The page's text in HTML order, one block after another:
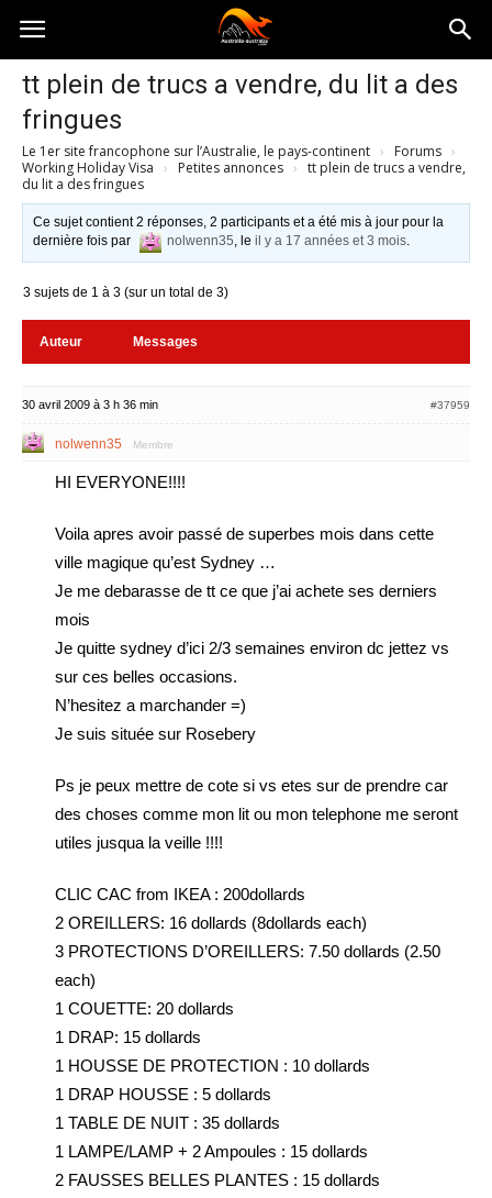
Australia-
australie.com
tt plein de trucs a vendre, du lit a des
fringues
Le 1er site francophone sur l’Australie, le pays-continent › Forums ›
Working Holiday Visa › Petites annonces › tt plein de trucs a vendre,
du lit a des fringues
Ce sujet contient 2 réponses, 2 participants et a été mis à jour pour la
dernière fois par
nolwenn35, leil y a 17 années et 3 mois.
3 sujets de 1 à 3 (sur un total de 3)
Auteur Messages
30 avril 2009 à 3 h 36 min #37959
nolwenn35 Membre
HI EVERYONE!!!!
Voila apres avoir passé de superbes mois dans cette
ville magique qu’est Sydney …
Je me debarasse de tt ce que j’ai achete ses derniers
mois
Je quitte sydney d’ici 2/3 semaines environ dc jettez vs
sur ces belles occasions.
N’hesitez a marchander =)
Je suis située sur Rosebery
Ps je peux mettre de cote si vs etes sur de prendre car
des choses comme mon lit ou mon telephone me seront
utiles jusqua la veille !!!!
CLIC CAC from IKEA : 200dollards
2 OREILLERS: 16 dollards (8dollards each)
3 PROTECTIONS D’OREILLERS: 7.50 dollards (2.50
each)
1 COUETTE: 20 dollards
1 DRAP: 15 dollards
1 HOUSSE DE PROTECTION : 10 dollards
1 DRAP HOUSSE : 5 dollards
1 TABLE DE NUIT : 35 dollards
1 LAMPE/LAMP + 2 Ampoules : 15 dollards
2 FAUSSES BELLES PLANTES : 15 dollards